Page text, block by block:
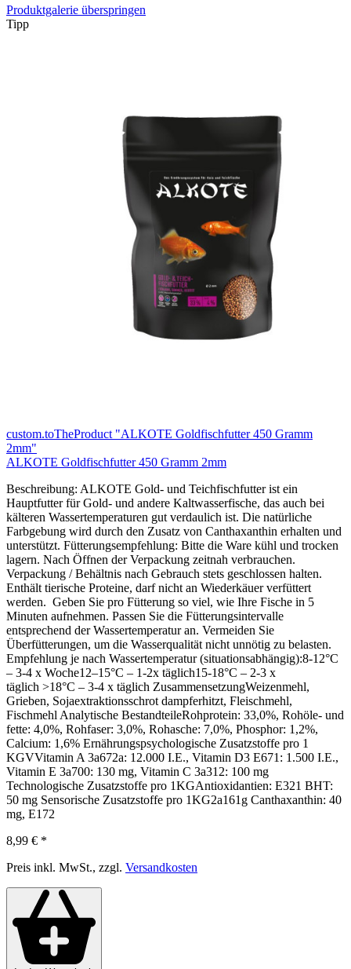
Produktgalerie überspringen
Tipp
custom.toTheProduct "ALKOTE Goldfischfutter 450 Gramm
2mm"
ALKOTE Goldfischfutter 450 Gramm 2mm
Beschreibung: ALKOTE Gold- und Teichfischfutter ist ein
Hauptfutter für Gold- und andere Kaltwasserfische, das auch bei
kälteren Wassertemperaturen gut verdaulich ist. Die natürliche
Farbgebung wird durch den Zusatz von Canthaxanthin erhalten und
unterstützt. Fütterungsempfehlung: Bitte die Ware kühl und trocken
lagern. Nach Öffnen der Verpackung zeitnah verbrauchen.
Verpackung / Behältnis nach Gebrauch stets geschlossen halten.
Enthält tierische Proteine, darf nicht an Wiederkäuer verfüttert
werden. Geben Sie pro Fütterung so viel, wie Ihre Fische in 5
Minuten aufnehmen. Passen Sie die Fütterungsintervalle
entsprechend der Wassertemperatur an. Vermeiden Sie
Überfütterungen, um die Wasserqualität nicht unnötig zu belasten.
Empfehlung je nach Wassertemperatur (situationsabhängig):8-12°C
– 3-4 x Woche12–15°C – 1-2x täglich15-18°C – 2-3 x
täglich >18°C – 3-4 x täglich ZusammensetzungWeizenmehl,
Grieben, Sojaextraktionsschrot dampferhitzt, Fleischmehl,
Fischmehl Analytische BestandteileRohprotein: 33,0%, Rohöle- und
fette: 4,0%, Rohfaser: 3,0%, Rohasche: 7,0%, Phosphor: 1,2%,
Calcium: 1,6% Ernährungspsychologische Zusatzstoffe pro 1
KGVVitamin A 3a672a: 12.000 I.E., Vitamin D3 E671: 1.500 I.E.,
Vitamin E 3a700: 130 mg, Vitamin C 3a312: 100 mg
Technologische Zusatzstoffe pro 1KGAntioxidantien: E321 BHT:
50 mg Sensorische Zusatzstoffe pro 1KG2a161g Canthaxanthin: 40
mg, E172
8,99 € *
Preis inkl. MwSt., zzgl. Versandkosten